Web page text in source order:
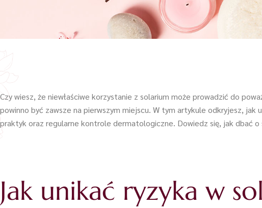
Czy wiesz, że niewłaściwe korzystanie z solarium może prowadzić do
powinno być zawsze na pierwszym miejscu. W tym artykule odkryjesz, jak
praktyk oraz regularne kontrole dermatologiczne. Dowiedz się, jak dbać
Jak unikać ryzyka w